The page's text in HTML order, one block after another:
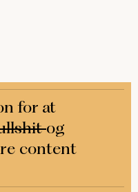
for at
og
content